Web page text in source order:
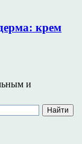
крем
и